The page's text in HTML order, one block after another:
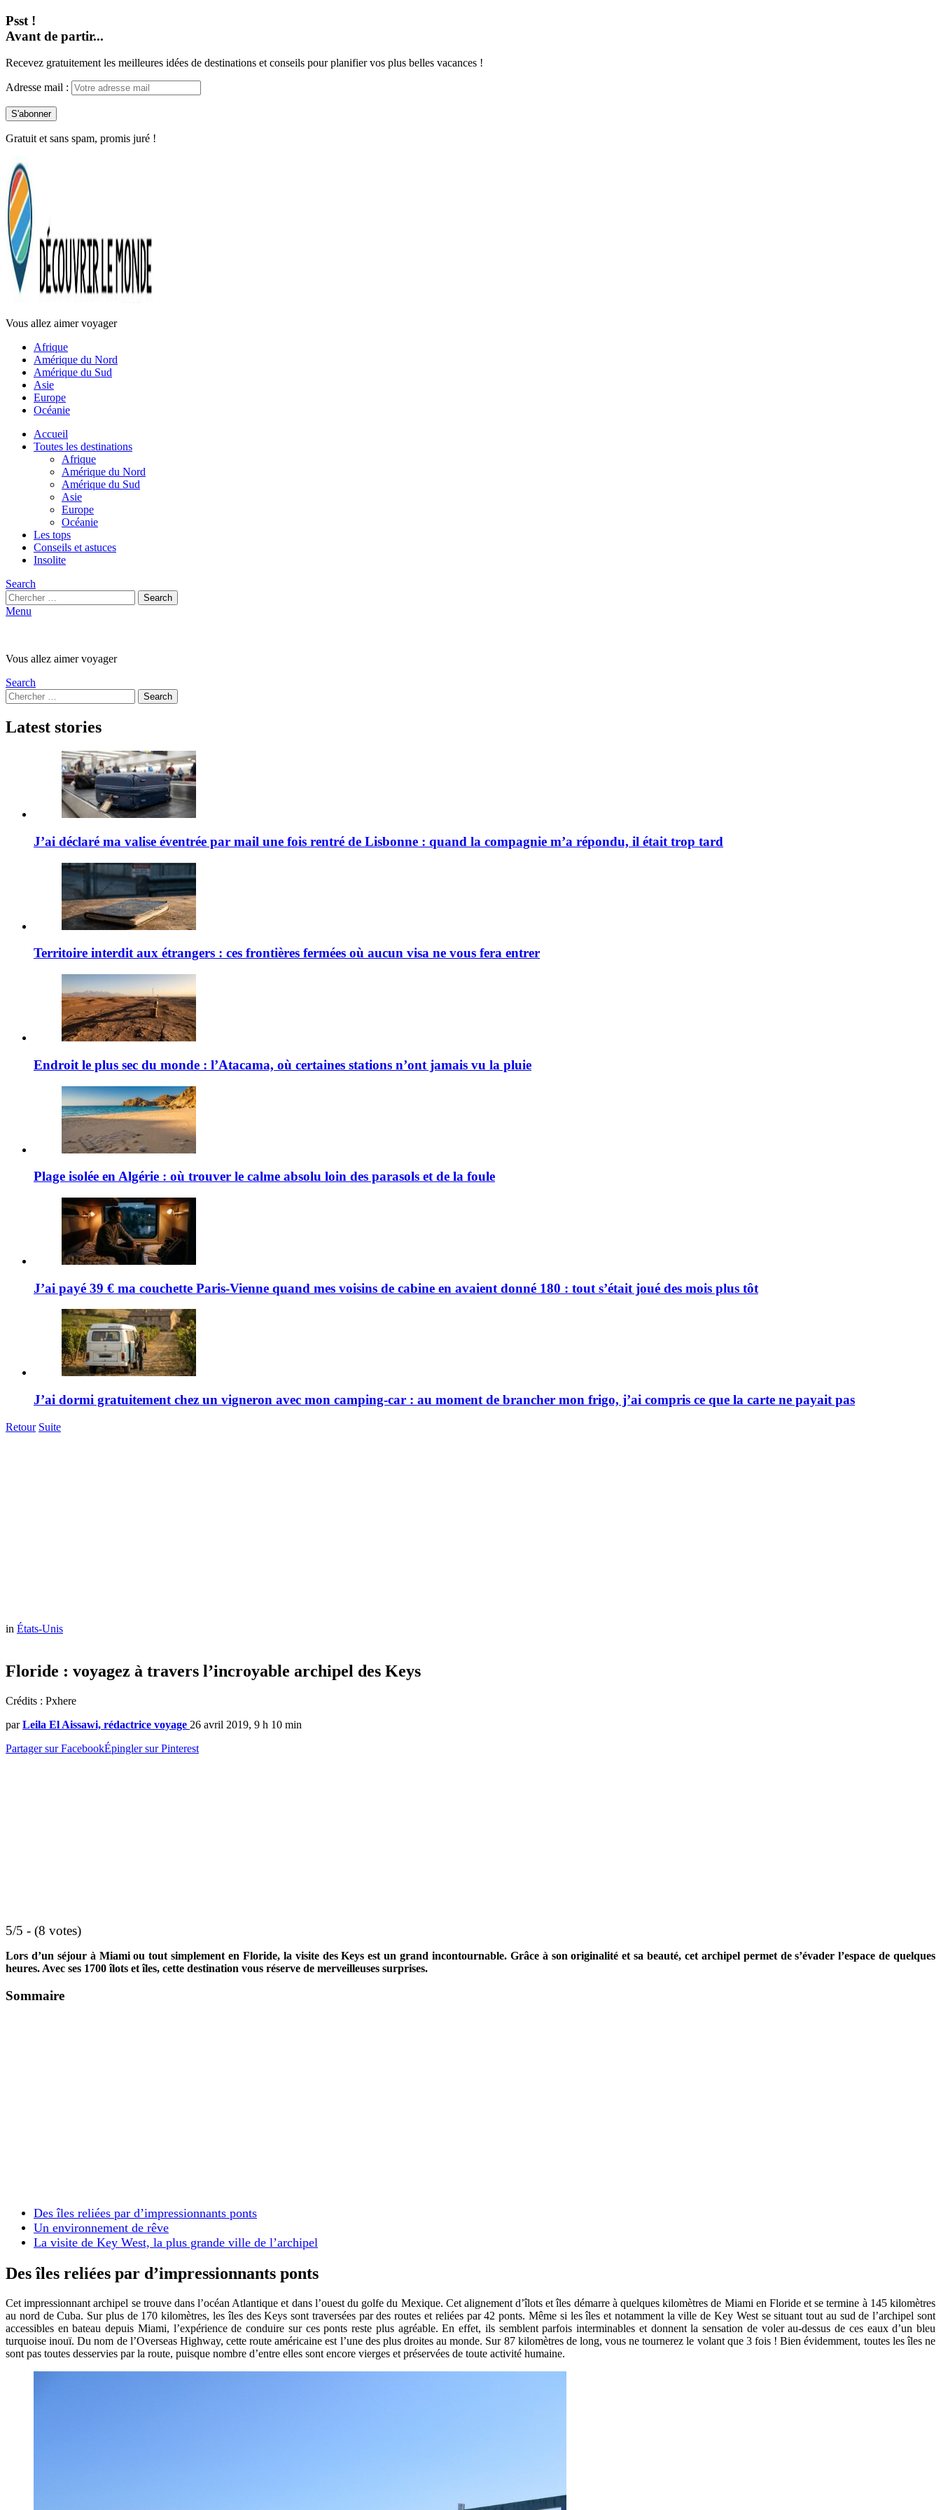
Psst !
Avant de partir...
Recevez gratuitement les meilleures idées de destinations et conseils pour planifier vos plus belles vacances !
Adresse mail :
Gratuit et sans spam, promis juré !
Vous allez aimer voyager
Afrique
Amérique du Nord
Amérique du Sud
Asie
Europe
Océanie
Accueil
Toutes les destinations
Afrique
Amérique du Nord
Amérique du Sud
Asie
Europe
Océanie
Les tops
Conseils et astuces
Insolite
Search
Search
for:
Search
Menu
Vous allez aimer voyager
Search
Search
for:
Search
Latest stories
J’ai déclaré ma valise éventrée par mail une fois rentré de Lisbonne : quand la compagnie m’a répondu, il était trop tard
Territoire interdit aux étrangers : ces frontières fermées où aucun visa ne vous fera entrer
Endroit le plus sec du monde : l’Atacama, où certaines stations n’ont jamais vu la pluie
Plage isolée en Algérie : où trouver le calme absolu loin des parasols et de la foule
J’ai payé 39 € ma couchette Paris-Vienne quand mes voisins de cabine en avaient donné 180 : tout s’était joué des mois plus tôt
J’ai dormi gratuitement chez un vigneron avec mon camping-car : au moment de brancher mon frigo, j’ai compris ce que la carte ne payait pas
Retour Suite
in États-Unis
Floride : voyagez à travers l’incroyable archipel des Keys
Crédits : Pxhere
par Leila El Aissawi, rédactrice voyage 26 avril 2019, 9 h 10 min
Partager sur FacebookÉpingler sur Pinterest
5/5 - (8 votes)
Lors d’un séjour à Miami ou tout simplement en Floride, la visite des Keys est un grand incontournable. Grâce à son originalité et sa beauté, cet archipel permet de s’évader l’espace de quelques
heures. Avec ses 1700 îlots et îles, cette destination vous réserve de merveilleuses surprises.
Sommaire
Des îles reliées par d’impressionnants ponts
Un environnement de rêve
La visite de Key West, la plus grande ville de l’archipel
Des îles reliées par d’impressionnants ponts
Cet impressionnant archipel se trouve dans l’océan Atlantique et dans l’ouest du golfe du Mexique. Cet alignement d’îlots et îles démarre à quelques kilomètres de Miami en Floride et se termine à 145 kilomètres
au nord de Cuba. Sur plus de 170 kilomètres, les îles des Keys sont traversées par des routes et reliées par 42 ponts. Même si les îles et notamment la ville de Key West se situant tout au sud de l’archipel sont
accessibles en bateau depuis Miami, l’expérience de conduire sur ces ponts reste plus agréable. En effet, ils semblent parfois interminables et donnent la sensation de voler au-dessus de ces eaux d’un bleu
turquoise inouï. Du nom de l’Overseas Highway, cette route américaine est l’une des plus droites au monde. Sur 87 kilomètres de long, vous ne tournerez le volant que 3 fois ! Bien évidemment, toutes les îles ne
sont pas toutes desservies par la route, puisque nombre d’entre elles sont encore vierges et préservées de toute activité humaine.